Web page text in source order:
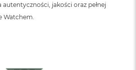
jakości oraz pełnej
Watchem.